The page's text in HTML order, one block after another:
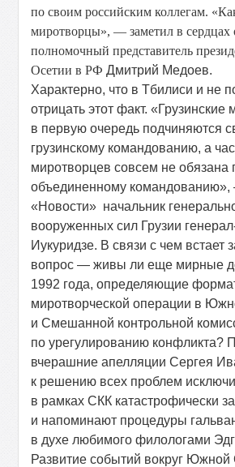
по своим российским коллегам.
миротворцы», — заметил в сердцах
полномочный представитель
Осетии в РФДмитрий Медоев.
Характерно, что в Тбилиси и не
отрицать этот факт. «Грузинские
в первую очередь подчиняются
грузинскому командованию, а
миротворцев совсем не обязана
объединенному
«Новости» начальник
вооруженных сил Грузии
Иукуридзе. В связи с чем встает
вопрос — живы ли еще мирные
1992 года, определяющие
миротворческой операции в
и Смешанной контрольной
по урегулированию конфликта?
вчерашние апелляции Сергея
к решению всех проблем
в рамках СКК катастрофически
и напоминают процедуры
в духе любимого филологами
Развитие событий вокруг Южной